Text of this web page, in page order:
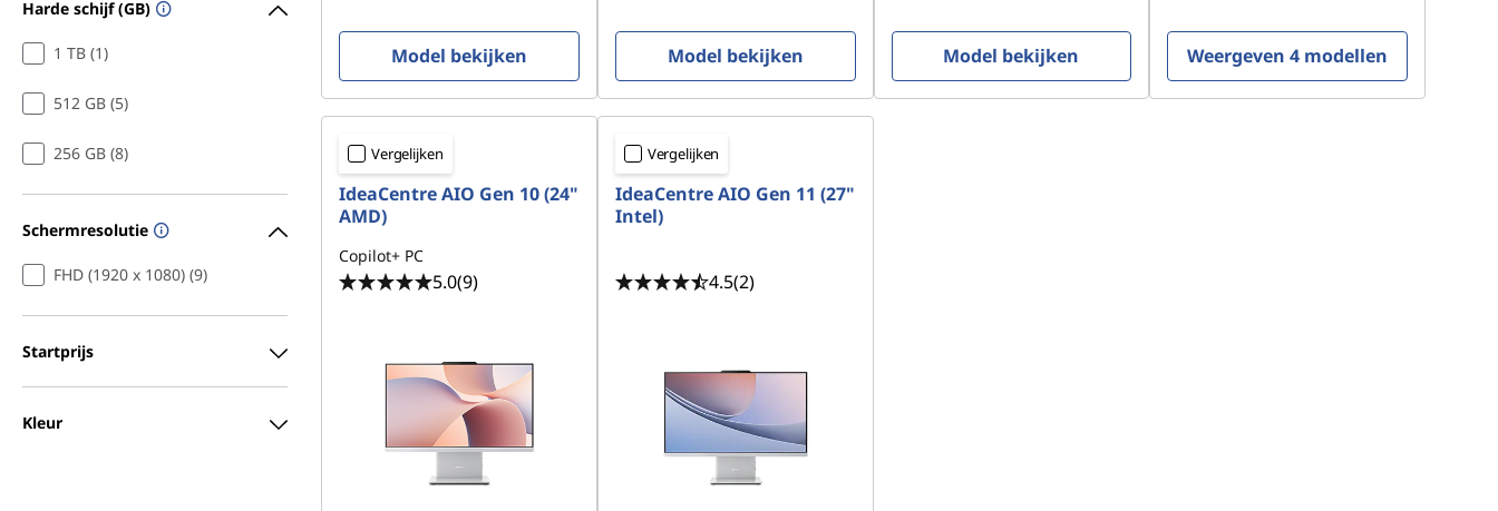
Harde schijf (GB)
1 TB (1)
512 GB (5)
256 GB (8)
Schermresolutie
FHD (1920 x 1080) (9)
Startprijs
Kleur
Model bekijken Model bekijken Model bekijken Weergeven 4 modellen
Vergelijken
IdeaCentre AIO Gen 10 (24"
AMD)
Copilot+ PC
5.0(9)
Vergelijken
IdeaCentre AIO Gen 11 (27"
Intel)
4.5(2)